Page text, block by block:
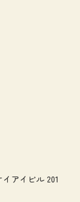
アイビル 201